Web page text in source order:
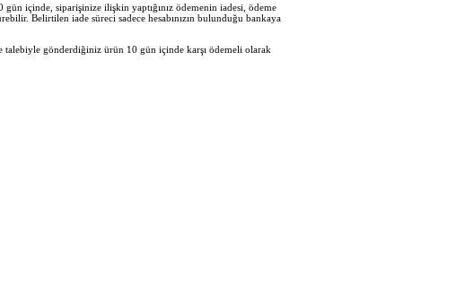
içinde, siparişinize ilişkin yaptığınız ödemenin iadesi, ödeme
Belirtilen iade süreci sadece hesabınızın bulunduğu bankaya
talebiyle gönderdiğiniz ürün 10 gün içinde karşı ödemeli olarak